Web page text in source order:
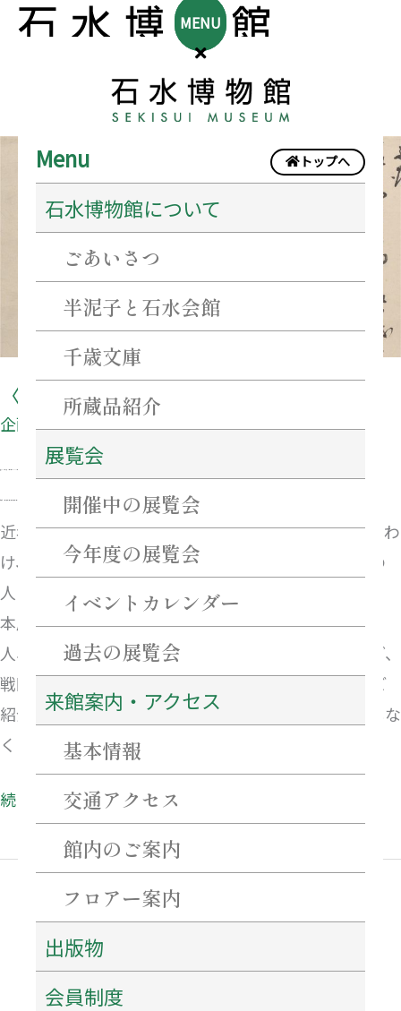
MENU
トップへ
Menu
石水博物館について
ごあいさつ
半泥子と石水会館
千歳文庫
所蔵品紹介
展覧会
開催中の展覧会
今年度の展覧会
イベントカレンダー
過去の展覧会
来館案内・アクセス
基本情報
交通アクセス
館内のご案内
フロアー案内
出版物
会員制度
〈企画展〉戦国乱世と藤堂高虎
企画展
近年、戦国武将の手紙の発見が相次いでいます。とりわ
け、初代津藩主の藤堂高虎は多くの手紙を残し、その
人となりをしのぶことができます。
本展では、織田信長や豊臣秀吉、徳川家康らの天下
人、そして彼らに仕えた名だたる武将たちや高虎など、
戦国乱世を躍動した人びとの手紙やゆかりの品々をご
紹介します。武将たちの迫力ある筆跡をぜひお見逃しな
く!
と
藤
堂
続きを読む »
最近の投稿
ネーミングライツ・パートナーを募集します！
【重要・必ずご確認ください】7月31日～8月2日にかけての当館駐車場について。